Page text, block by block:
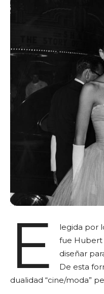
E
legida por
fue Hubert
diseñar
De esta
dualidad “cine/moda”